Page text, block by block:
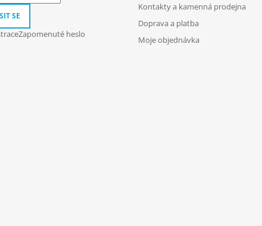
SE
Zapomenuté heslo
Kontakty a kamenná prodejna
Doprava a platba
Moje objednávka